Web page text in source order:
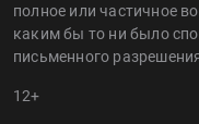
полное или частичное
каким бы то ни было
письменного
12+